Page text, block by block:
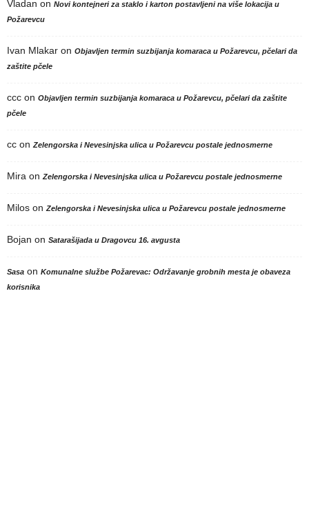
Vladan on Novi kontejneri za staklo i karton postavljeni na više lokacija u
Požarevcu
Ivan Mlakar on Objavljen termin suzbijanja komaraca u Požarevcu, pčelari da
zaštite pčele
ccc on Objavljen termin suzbijanja komaraca u Požarevcu, pčelari da zaštite
pčele
cc onZelengorska i Nevesinjska ulica u Požarevcu postale jednosmerne
Mira onZelengorska i Nevesinjska ulica u Požarevcu postale jednosmerne
Milos onZelengorska i Nevesinjska ulica u Požarevcu postale jednosmerne
Bojan on Satarašijada u Dragovcu 16. avgusta
Sasa on Komunalne službe Požarevac: Održavanje grobnih mesta je obaveza
korisnika